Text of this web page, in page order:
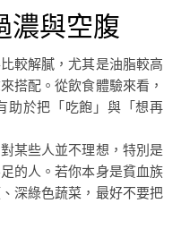
濃與空腹
較解膩，尤其是油脂較高
搭配。從飲食體驗來看，
助於把「吃飽」與「想再
某些人並不理想，特別是
的人。若你本身是貧血族
深綠色蔬菜，最好不要把